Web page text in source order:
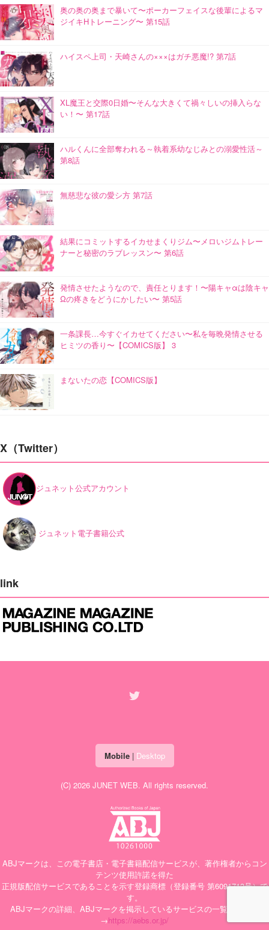
奥の奥の奥まで暴いて〜ポーカーフェイスな後輩によるマ
ジイキHトレーニング〜 第15話
ハイスペ上司・天崎さんの×××はガチ悪魔!? 第7話
XL魔王と交際0日婚〜そんな大きくて禍々しいの挿入らな
い！〜 第17話
ハルくんに全部奪われる～執着系幼なじみとの溺愛性活～
第8話
無慈悲な彼の愛シ方 第7話
結果にコミットするイカせまくりジム〜メロいジムトレー
ナーと秘密のラブレッスン〜 第6話
発情させたようなので、責任とります！〜陽キャαは陰キャ
Ωの疼きをどうにかしたい〜 第5話
一条課長…今すぐイカせてください〜私を毎晩発情させる
ヒミツの香り〜【COMICS版】 3
まないたの恋【COMICS版】
X（Twitter）
ジュネット公式アカウント
ジュネット電子書籍公式
link
Mobile| Desktop
(C) 2026 JUNET WEB. All rights reserved.
ABJマークは、この電子書店・電子書籍配信サービスが、著作権者からコン
テンツ使用許諾を得た
正規版配信サービスであることを示す登録商標（登録番号 第6091713号）で
す。
ABJマークの詳細、ABJマークを掲示しているサービスの一覧はこちら
→https://aebs.or.jp/